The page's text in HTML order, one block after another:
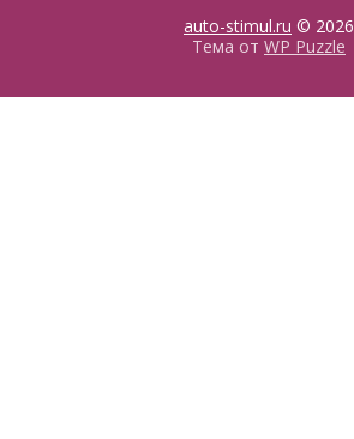
auto-stimul.ru © 2026
Тема от WP Puzzle